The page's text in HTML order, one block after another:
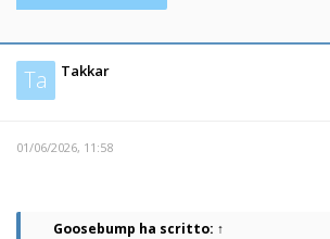
Ta Takkar
01/06/2026, 11:58
Goosebump ha scritto: ↑